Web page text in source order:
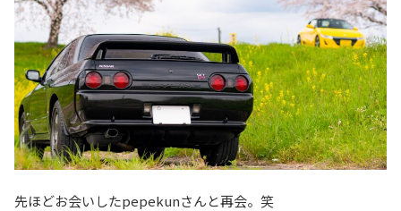
先ほどお会いしたpepekunさんと再会。笑